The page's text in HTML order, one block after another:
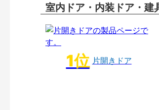
室内ドア・内装ドア・建
片開きドア